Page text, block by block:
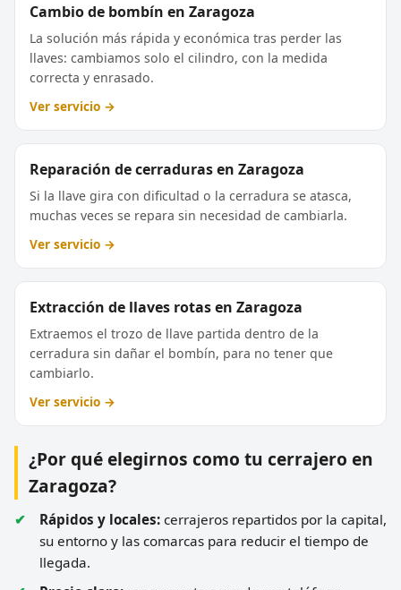
Cambio de bombín en Zaragoza
La solución más rápida y económica tras perder las
llaves: cambiamos solo el cilindro, con la medida
correcta y enrasado.
Ver servicio →
Reparación de cerraduras en Zaragoza
Si la llave gira con dificultad o la cerradura se atasca,
muchas veces se repara sin necesidad de cambiarla.
Ver servicio →
Extracción de llaves rotas en Zaragoza
Extraemos el trozo de llave partida dentro de la
cerradura sin dañar el bombín, para no tener que
cambiarlo.
Ver servicio →
¿Por qué elegirnos como tu cerrajero en
Zaragoza?
Rápidos y locales: cerrajeros repartidos por la capital,
su entorno y las comarcas para reducir el tiempo de
llegada.